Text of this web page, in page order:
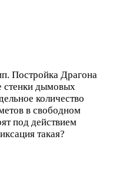
Постройка Драгона
стенки дымовых
количество
в свободном
под действием
такая?